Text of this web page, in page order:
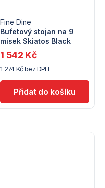
Bufetový stojan na 9
misek Skiatos Black
Fine Dine
1 274 Kč bez DPH
1 542 Kč